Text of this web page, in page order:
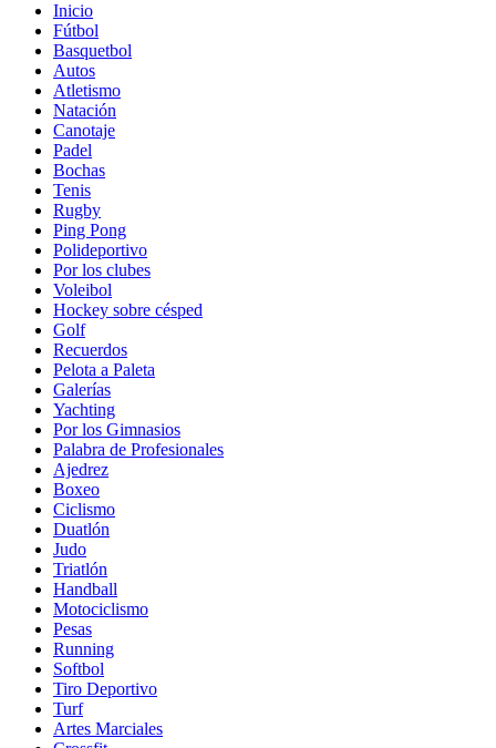
Inicio
Fútbol
Basquetbol
Autos
Atletismo
Natación
Canotaje
Padel
Bochas
Tenis
Rugby
Ping Pong
Polideportivo
Por los clubes
Voleibol
Hockey sobre césped
Golf
Recuerdos
Pelota a Paleta
Galerías
Yachting
Por los Gimnasios
Palabra de Profesionales
Ajedrez
Boxeo
Ciclismo
Duatlón
Judo
Triatlón
Handball
Motociclismo
Pesas
Running
Softbol
Tiro Deportivo
Turf
Artes Marciales